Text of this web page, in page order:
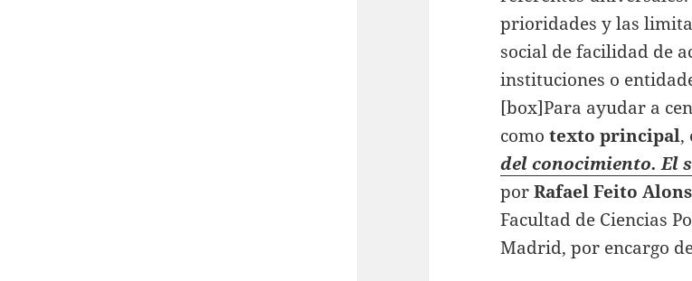
prioridades y las
social de facilidad de
instituciones o
[box]Para ayudar a
comotexto principal,
del conocimiento. El
porRafael Feito
Facultad de Ciencias
Madrid, por encargo